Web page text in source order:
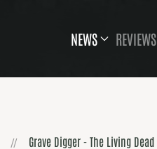
NEWS REVIEWS
Grave Digger - The Living Dead